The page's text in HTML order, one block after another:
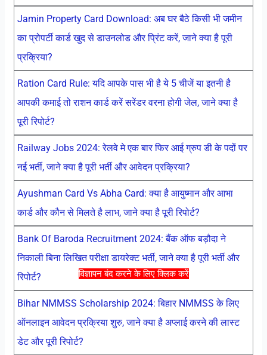
विज्ञापन बंद करने के लिए क्लिक करें
Jamin Property Card Download: अब घर बैठे किसी भी जमीन
का प्रोपर्टी कार्ड खुद से डाउनलोड और प्रिंट करें, जाने क्या है पूरी
प्रक्रिया?
Ration Card Rule: यदि आपके पास भी है ये 5 चीजें या इतनी है
आपकी कमाई तो राशन कार्ड करें सरेंडर वरना होगी जेल, जाने क्या है
पूरी रिपोर्ट?
Railway Jobs 2024: रेलवे मे एक बार फिर आई ग्रुप डी के पदों पर
नई भर्ती, जाने क्या है पूरी भर्ती और आवेदन प्रक्रिया?
Ayushman Card Vs Abha Card: क्या है आयुष्मान और आभा
कार्ड और कौन से मिलते है लाभ, जाने क्या है पूरी रिपोर्ट?
Bank Of Baroda Recruitment 2024: बैंक ऑफ बड़ौदा ने
निकाली बिना लिखित परीक्षा डायरेक्ट भर्ती, जाने क्या है पूरी भर्ती और
रिपोर्ट?
Bihar NMMSS Scholarship 2024: बिहार NMMSS के लिए
ऑनलाइन आवेदन प्रक्रिया शुरु, जाने क्या है अप्लाई करने की लास्ट
डेट और पूरी रिपोर्ट?